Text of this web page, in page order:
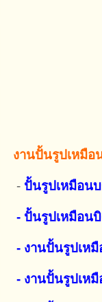
งานปั้นรูปเหมือ
- ปั้นรูปเหมือน
- ปั้นรูปเหมือน
- งานปั้นรูปเห
- งานปั้นรูปเห